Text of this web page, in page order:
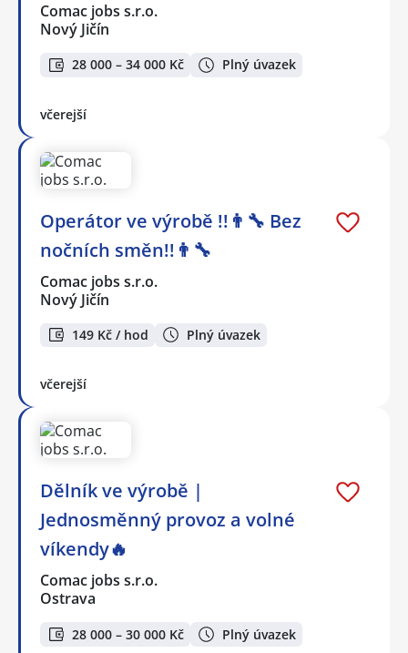
Comac jobs s.r.o.
Nový Jičín
28 000 – 34 000 Kč Plný úvazek
včerejší
Operátor ve výrobě !!👨‍🔧 Bez
nočních směn!!👨‍🔧
Comac jobs s.r.o.
Nový Jičín
149 Kč / hod Plný úvazek
včerejší
Dělník ve výrobě |
Jednosměnný provoz a volné
víkendy🔥
Comac jobs s.r.o.
Ostrava
28 000 – 30 000 Kč Plný úvazek